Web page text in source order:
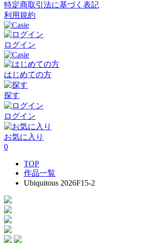
特定商取引法に基づく表記
利用規約
ログイン
はじめての方
探す
ログイン
お気に入り
0
TOP
作品一覧
Ubiquitous 2026F15-2